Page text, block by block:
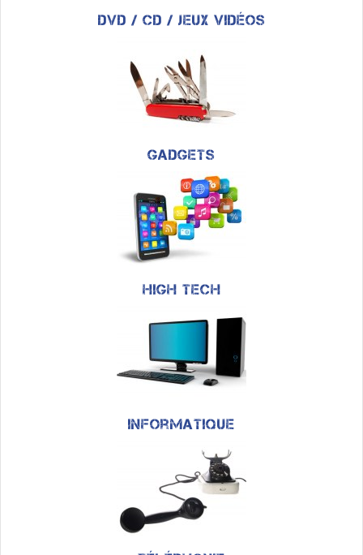
DVD / CD / Jeux vidéos
Gadgets
High Tech
Informatique